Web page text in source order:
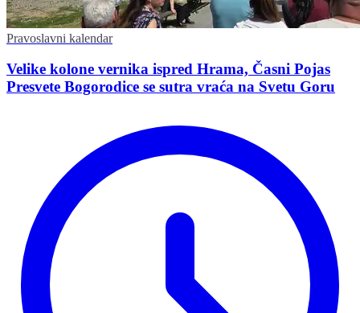
Pravoslavni kalendar
Velike kolone vernika ispred Hrama, Časni Pojas
Presvete Bogorodice se sutra vraća na Svetu Goru